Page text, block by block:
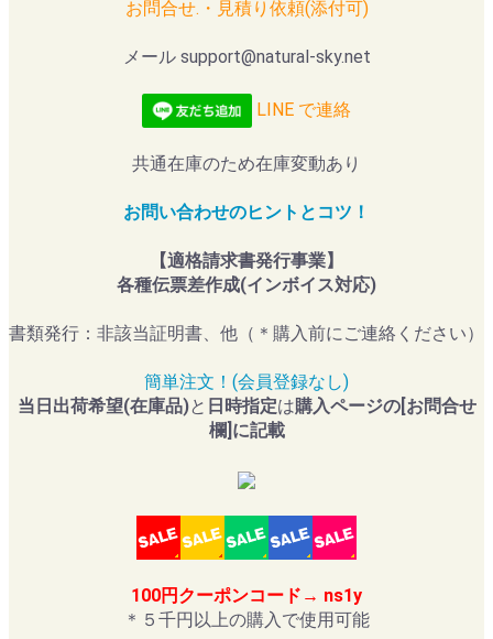
お問合せ.・見積り依頼(添付可)
メール support@natural-sky.net
LINE で連絡
共通在庫のため在庫変動あり
お問い合わせのヒントとコツ！
【適格請求書発行事業】
各種伝票差作成(インボイス対応)
書類発行：非該当証明書、他（＊購入前にご連絡ください）
簡単注文！(会員登録なし)
当日出荷希望(在庫品)と 日時指定は購入ページの[お問合せ
欄]に記載
100円クーポンコード→ ns1y
＊５千円以上の購入で使用可能